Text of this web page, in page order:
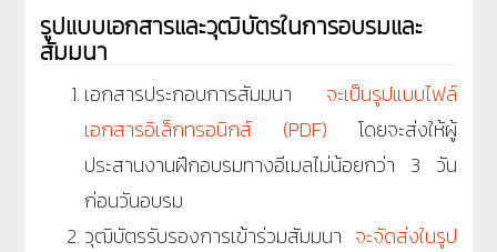
รูปแบบเอกสารและวุฒิบัตรในการอบรมและ
สัมมนา
เอกสารประกอบการสัมมนา จะเป็นรูปแบบไฟล์
เอกสารอิเล็กทรอนิกส์ (PDF) โดยจะส่งให้ผู้
ประสานงานฝึกอบรมทางอีเมลไม่น้อยกว่า 3 วัน
ก่อนวันอบรม
วุฒิบัตรรับรองการเข้าร่วมสัมมนา จะจัดส่งในรูป